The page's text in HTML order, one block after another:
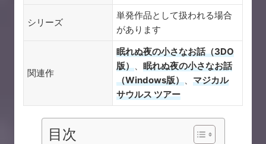
シリーズ
単発作品として扱われる場合
があります
関連作
眠れぬ夜の小さなお話（3DO
版）、 眠れぬ夜の小さなお話
（Windows版）、 マジカル
サウルス ツアー
目次